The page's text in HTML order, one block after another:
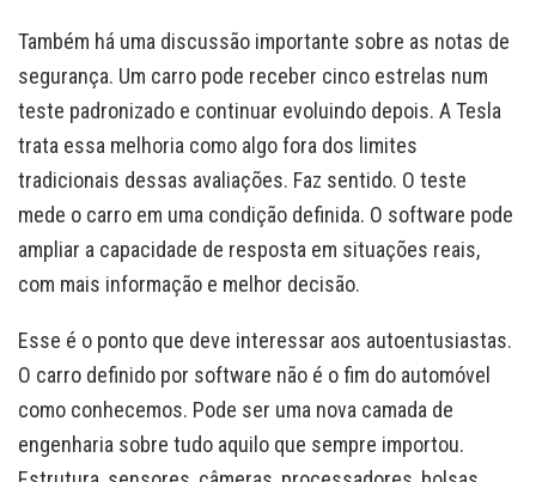
Também há uma discussão importante sobre as notas de
segurança. Um carro pode receber cinco estrelas num
teste padronizado e continuar evoluindo depois. A Tesla
trata essa melhoria como algo fora dos limites
tradicionais dessas avaliações. Faz sentido. O teste
mede o carro em uma condição definida. O software pode
ampliar a capacidade de resposta em situações reais,
com mais informação e melhor decisão.
Esse é o ponto que deve interessar aos autoentusiastas.
O carro definido por software não é o fim do automóvel
como conhecemos. Pode ser uma nova camada de
engenharia sobre tudo aquilo que sempre importou.